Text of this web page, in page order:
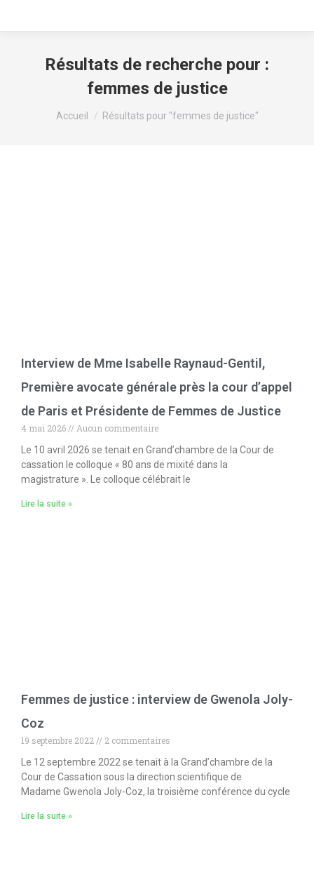
Résultats de recherche pour :
femmes de justice
Vous êtes ici :
Accueil Résultats pour "femmes de justice"
Interview de Mme Isabelle Raynaud-Gentil,
Première avocate générale près la cour d’appel
de Paris et Présidente de Femmes de Justice
4 mai 2026
Aucun commentaire
Le 10 avril 2026 se tenait en Grand’chambre de la Cour de
cassation le colloque « 80 ans de mixité dans la
magistrature ». Le colloque célébrait le
Lire la suite »
Femmes de justice : interview de Gwenola Joly-
Coz
19 septembre 2022
2 commentaires
Le 12 septembre 2022 se tenait à la Grand’chambre de la
Cour de Cassation sous la direction scientifique de
Madame Gwenola Joly-Coz, la troisième conférence du cycle
Lire la suite »